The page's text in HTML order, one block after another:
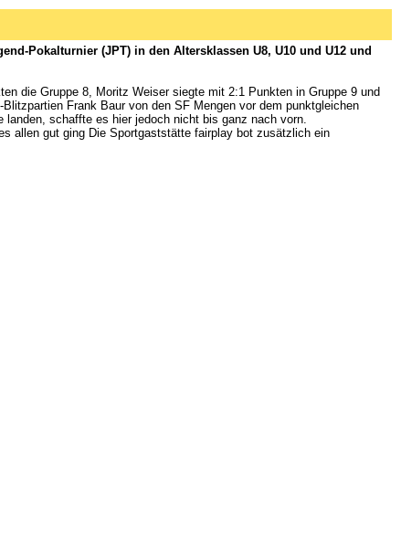
Pokalturnier (JPT) in den Altersklassen U8, U10 und U12 und
die Gruppe 8, Moritz Weiser siegte mit 2:1 Punkten in Gruppe 9 und
Frank Baur von den SF Mengen vor dem punktgleichen
landen, schaffte es hier jedoch nicht bis ganz nach vorn.
allen gut ging Die Sportgaststätte fairplay bot zusätzlich ein